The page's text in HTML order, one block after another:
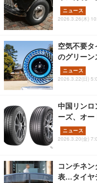
ニュース
2026.3.26(木)
空気不要
のグリーン
ニュース
2026.3.22(日)
中国リンロ
ーズ、オー
ニュース
2026.3.20(金)
コンチネ
表…タイヤ